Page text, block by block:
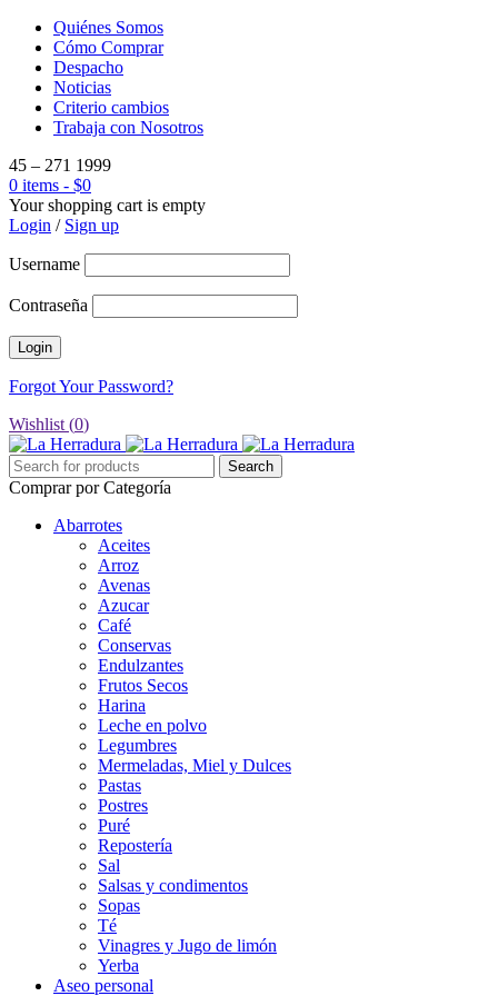
Quiénes Somos
Cómo Comprar
Despacho
Noticias
Criterio cambios
Trabaja con Nosotros
45 – 271 1999
0 items - $0
Your shopping cart is empty
Login / Sign up
Username
Contraseña
Forgot Your Password?
Wishlist (0)
Comprar por Categoría
Abarrotes
Aceites
Arroz
Avenas
Azucar
Café
Conservas
Endulzantes
Frutos Secos
Harina
Leche en polvo
Legumbres
Mermeladas, Miel y Dulces
Pastas
Postres
Puré
Repostería
Sal
Salsas y condimentos
Sopas
Té
Vinagres y Jugo de limón
Yerba
Aseo personal